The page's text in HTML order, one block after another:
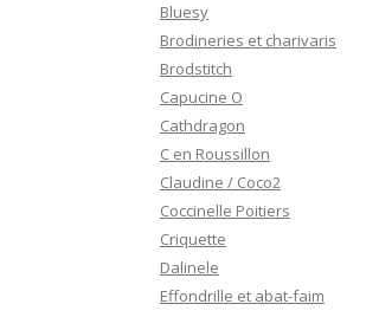
Bluesy
Brodineries et charivaris
Brodstitch
Capucine O
Cathdragon
C en Roussillon
Claudine / Coco2
Coccinelle Poitiers
Criquette
Dalinele
Effondrille et abat-faim